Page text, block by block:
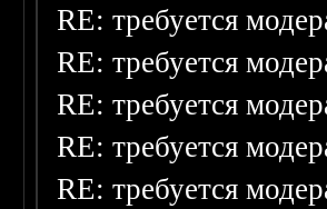
RE: требуется
RE: требуется
RE: требуется
RE: требуется
RE: требуется